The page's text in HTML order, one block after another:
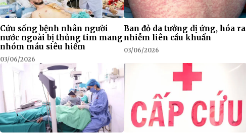
Cứu sống bệnh nhân người
nước ngoài bị thủng tim mang
nhóm máu siêu hiếm
03/06/2026
Ban đỏ da tưởng dị ứng, hóa ra
nhiễm liên cầu khuẩn
03/06/2026